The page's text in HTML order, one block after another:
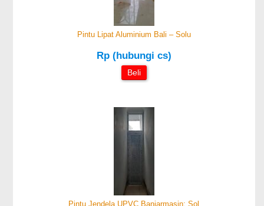
Pintu Lipat Aluminium Bali – Solu
Rp (hubungi cs)
Beli
Pintu Jendela UPVC Banjarmasin: Sol